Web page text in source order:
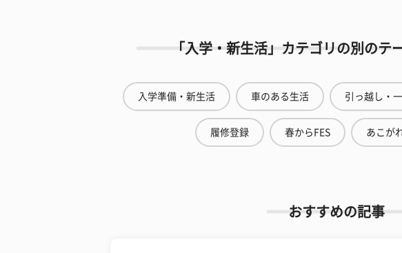
「入学・新生活」カテゴリの別のテ
入学準備・新生活 車のある生活 引っ越し・
履修登録 春からFES あこが
おすすめの記事